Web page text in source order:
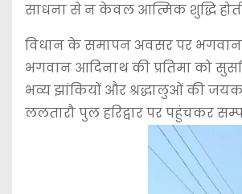
साधना से न केवल आत्मिक शुद्धि
विधान के समापन अवसर पर भगवान
भगवान आदिनाथ की प्रतिमा को
भव्य झांकियों और श्रद्धालुओं की
ललतारौ पुल हरिद्वार पर पहुंचकर